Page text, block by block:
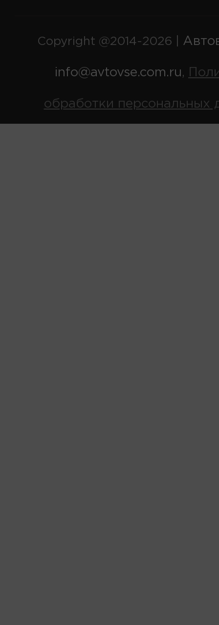
Copyright @2014-2026 |
info@avtovse.com.ru,
обработки персональных